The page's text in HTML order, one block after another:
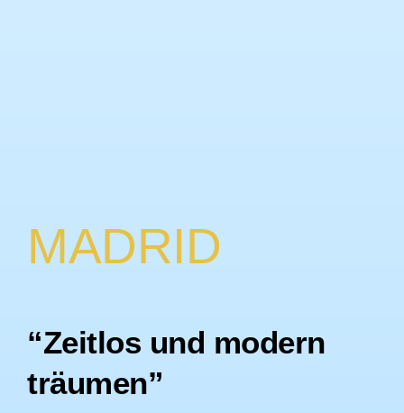
MADRID
“Zeitlos und modern
träumen”